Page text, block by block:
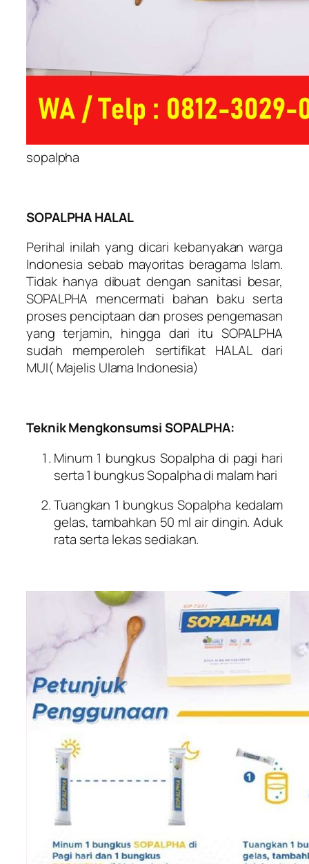
sopalpha
SOPALPHA HALAL
Perihal inilah yang dicari kebanyakan warga
Indonesia sebab mayoritas beragama Islam.
Tidak hanya dibuat dengan sanitasi besar,
SOPALPHA mencermati bahan baku serta
proses penciptaan dan proses pengemasan
yang terjamin, hingga dari itu SOPALPHA
sudah memperoleh sertifikat HALAL dari
MUI( Majelis Ulama Indonesia)
Teknik Mengkonsumsi SOPALPHA:
Minum 1 bungkus Sopalpha di pagi hari
serta 1 bungkus Sopalpha di malam hari
Tuangkan 1 bungkus Sopalpha kedalam
gelas, tambahkan 50 ml air dingin. Aduk
rata serta lekas sediakan.